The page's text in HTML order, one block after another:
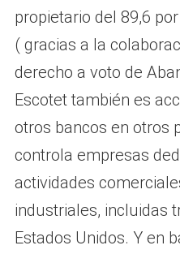
propietario del 89,6
( gracias a la
derecho a voto de
Escotet también es
otros bancos en otros
controla empresas
actividades
industriales, incluidas
Estados Unidos. Y en